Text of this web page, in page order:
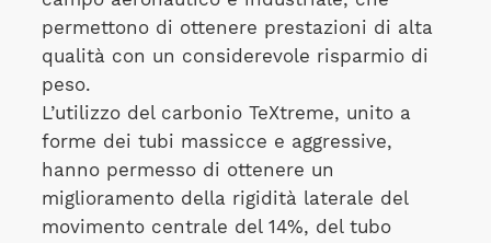
permettono di ottenere prestazioni di alta
qualità con un considerevole risparmio di
peso.
L’utilizzo del carbonio TeXtreme, unito a
forme dei tubi massicce e aggressive,
hanno permesso di ottenere un
miglioramento della rigidità laterale del
movimento centrale del 14%, del tubo